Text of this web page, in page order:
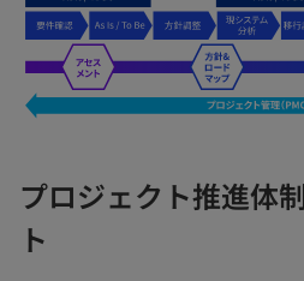
プロジェクト推進体
ト